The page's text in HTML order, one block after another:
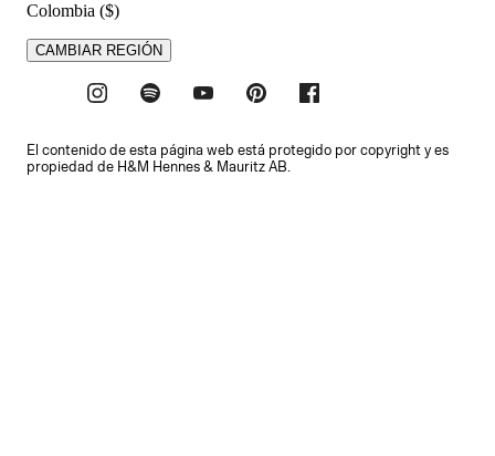
Colombia ($)
CAMBIAR REGIÓN
El contenido de esta página web está protegido por copyright y es
propiedad de H&M Hennes & Mauritz AB.